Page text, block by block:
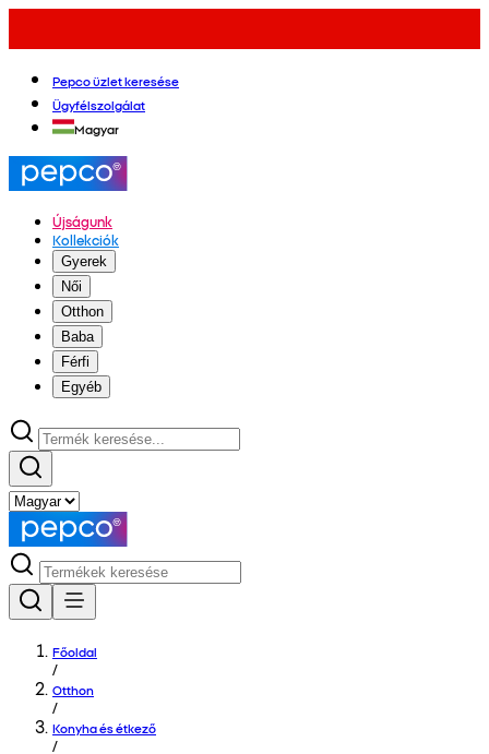
Pepco üzlet keresése
Ügyfélszolgálat
Magyar
Újságunk
Kollekciók
Gyerek
Női
Otthon
Baba
Férfi
Egyéb
Főoldal
/
Otthon
/
Konyha és étkező
/